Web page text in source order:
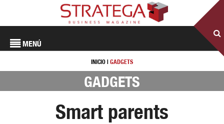
MENÚ
INICIO | GADGETS
GADGETS
Smart parents